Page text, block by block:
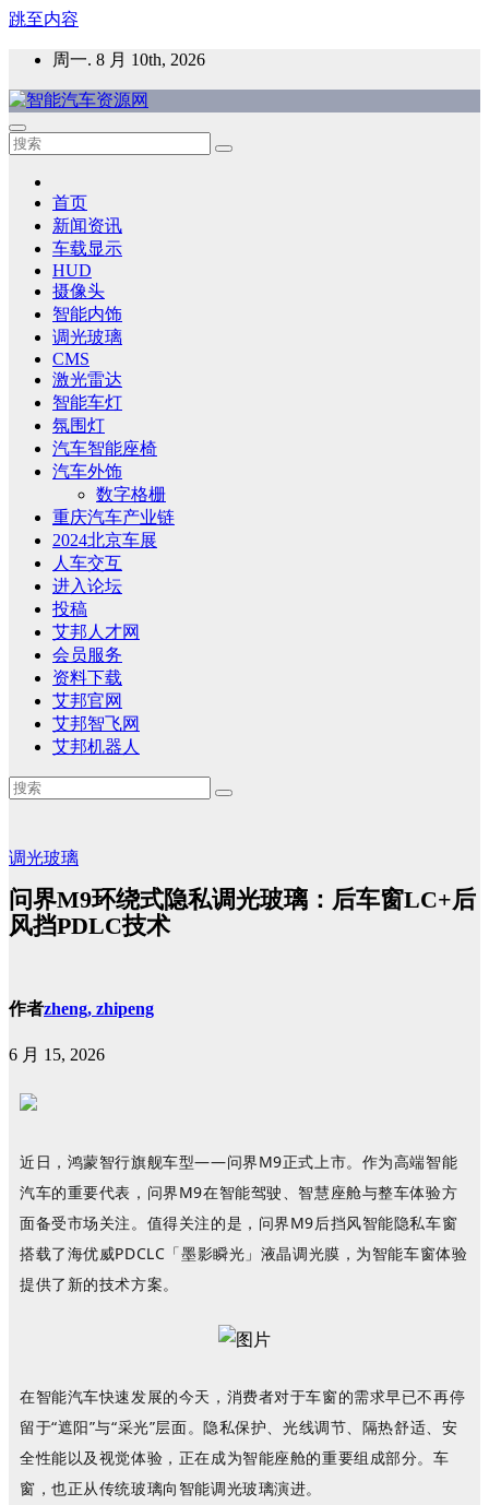
跳至内容
周一. 8 月 10th, 2026
智能汽车资源网
智能表面，智能内饰，新能源汽车，HMI，人车交互，智能车
首页
新闻资讯
车载显示
HUD
摄像头
智能内饰
调光玻璃
CMS
激光雷达
智能车灯
氛围灯
汽车智能座椅
汽车外饰
数字格栅
重庆汽车产业链
2024北京车展
人车交互
进入论坛
投稿
艾邦人才网
会员服务
资料下载
艾邦官网
艾邦智飞网
艾邦机器人
调光玻璃
问界M9环绕式隐私调光玻璃：后车窗LC+后
风挡PDLC技术
作者zheng, zhipeng
6 月 15, 2026
近日，鸿蒙智行旗舰车型——问界M9正式上市。作为高端智能
汽车的重要代表，问界M9在智能驾驶、智慧座舱与整车体验方
面备受市场关注。值得关注的是，问界M9后挡风智能隐私车窗
搭载了海优威PDCLC「墨影瞬光」液晶调光膜，为智能车窗体验
提供了新的技术方案。
在智能汽车快速发展的今天，消费者对于车窗的需求早已不再停
留于“遮阳”与“采光”层面。隐私保护、光线调节、隔热舒适、安
全性能以及视觉体验，正在成为智能座舱的重要组成部分。车
窗，也正从传统玻璃向智能调光玻璃演进。